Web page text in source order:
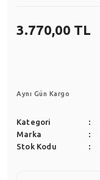
3.770,00 TL
Aynı Gün Kargo
Kategori
Marka
Stok Kodu